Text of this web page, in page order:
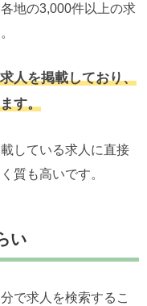
地の3,000件以上の求
人を掲載しており、
す。
している求人に直接
質も高いです。
い
で求人を検索するこ